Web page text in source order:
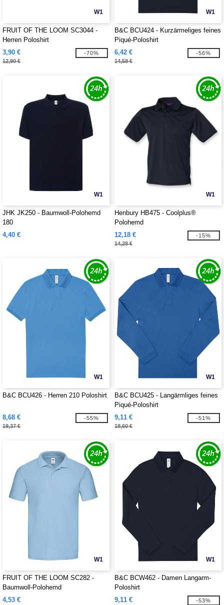
W1
FRUIT OF THE LOOM SC3044 -
Herren Poloshirt
3,90 €
12,90 €
-70%
W1
B&C BCU424 - Kurzärmeliges feines
Piqué-Poloshirt
6,42 €
14,58 €
-56%
W1
JHK JK250 - Baumwoll-Polohemd
180
4,40 €
W1
Henbury HB475 - Coolplus®
Polohemd
12,18 €
14,28 €
-15%
W1
B&C BCU426 - Herren 210 Poloshirt
8,68 €
19,37 €
-55%
W1
B&C BCU425 - Langärmliges feines
Piqué-Poloshirt
9,11 €
18,60 €
-51%
W1
FRUIT OF THE LOOM SC282 -
Baumwoll-Polohemd
4,53 €
W1
B&C BCW462 - Damen Langarm-
Poloshirt
9,11 €
-53%